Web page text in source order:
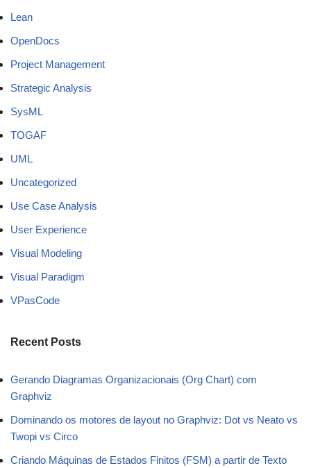
Lean
OpenDocs
Project Management
Strategic Analysis
SysML
TOGAF
UML
Uncategorized
Use Case Analysis
User Experience
Visual Modeling
Visual Paradigm
VPasCode
Recent Posts
Gerando Diagramas Organizacionais (Org Chart) com
Graphviz
Dominando os motores de layout no Graphviz: Dot vs Neato vs
Twopi vs Circo
Criando Máquinas de Estados Finitos (FSM) a partir de Texto